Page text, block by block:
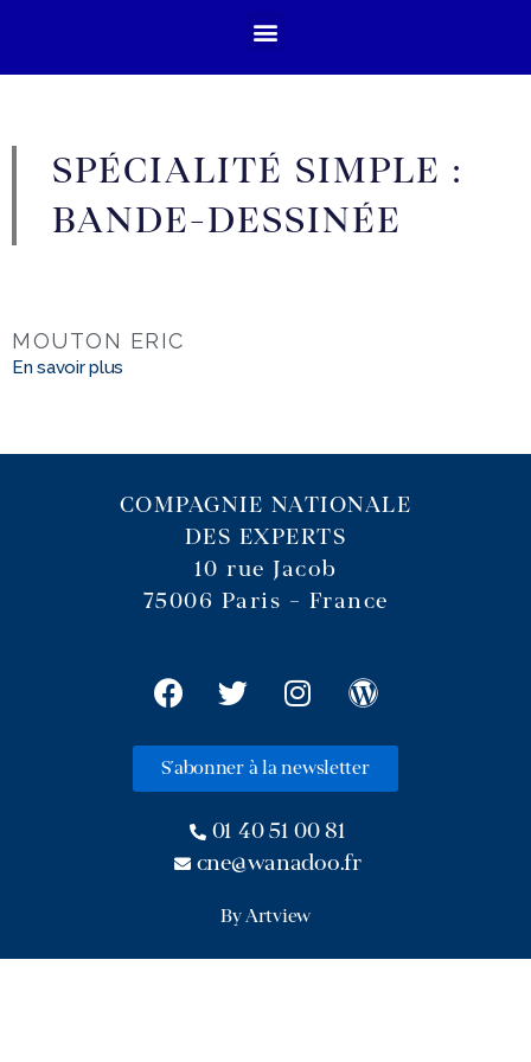
SPÉCIALITÉ SIMPLE :
BANDE-DESSINÉE
MOUTON ERIC
En savoir plus
COMPAGNIE NATIONALE
DES EXPERTS
10 rue Jacob
75006 Paris – France
S'abonner à la newsletter
01 40 51 00 81
cne@wanadoo.fr
By Artview